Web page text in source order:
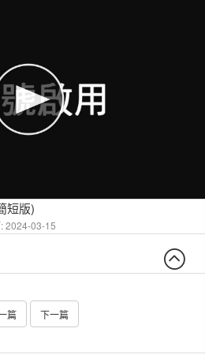
短版)
2024-03-15
篇 下一篇